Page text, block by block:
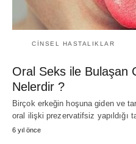
CINSEL HASTALIKLAR
Oral Seks ile Bulaşan
Nelerdir ?
Birçok erkeğin hoşuna giden ve
oral ilişki prezervatifsiz yapıldığı
6 yıl önce